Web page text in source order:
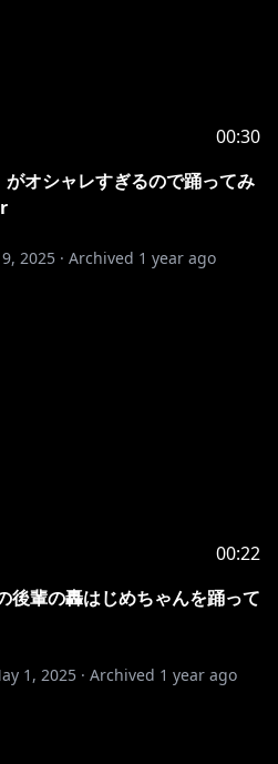
00:30
オシャレすぎるので踊ってみ
9, 2025 · Archived 1 year ago
00:22
後輩の轟はじめちゃんを踊って
1, 2025 · Archived 1 year ago